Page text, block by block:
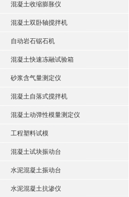
混凝土收缩膨胀仪
混凝土双卧轴搅拌机
自动岩石锯石机
混凝土快速冻融试验箱
砂浆含气量测定仪
混凝土自落式搅拌机
混凝土动弹性模量测定仪
工程塑料试模
混凝土试块振动台
水泥混凝土振动台
水泥混凝土抗渗仪